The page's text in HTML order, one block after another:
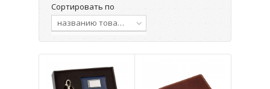
Сортировать по
названию товара, от А до Я